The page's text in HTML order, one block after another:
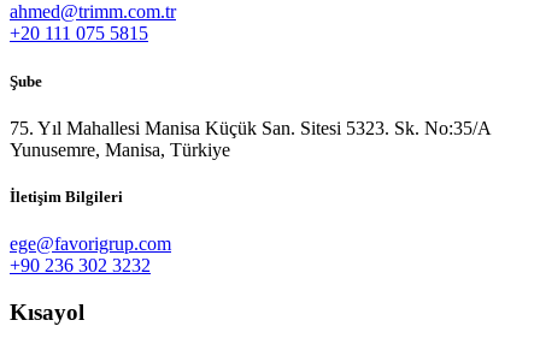
ahmed@trimm.com.tr
+20 111 075 5815
Şube
75. Yıl Mahallesi Manisa Küçük San. Sitesi 5323. Sk. No:35/A
Yunusemre, Manisa, Türkiye
İletişim Bilgileri
ege@favorigrup.com
+90 236 302 3232
Kısayol